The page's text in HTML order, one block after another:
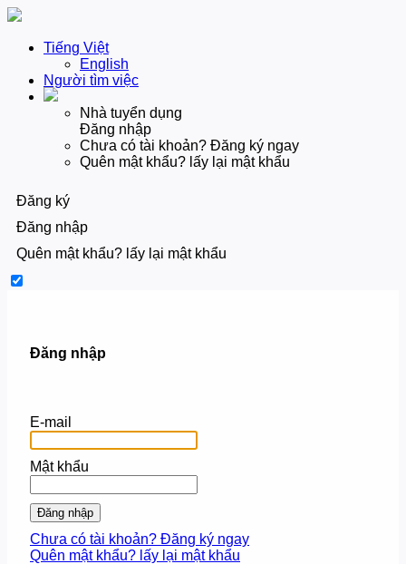
Tiếng Việt
English
Người tìm việc
Nhà tuyển dụng
Đăng nhập
Chưa có tài khoản? Đăng ký ngay
Quên mật khẩu? lấy lại mật khẩu
Đăng ký
Đăng nhập
Quên mật khẩu? lấy lại mật khẩu
Đăng nhập
E-mail
Mật khẩu
Đăng nhập
Chưa có tài khoản? Đăng ký ngay
Quên mật khẩu? lấy lại mật khẩu